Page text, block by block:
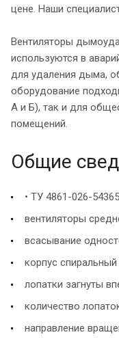
цене. Наши
Вентиляторы
используются в
для удаления дыма,
оборудование
А и Б), так и для
помещений.
Общие
• ТУ 4861-026-
вентиляторы
всасывание
корпус
лопатки загнуты
количество
направление